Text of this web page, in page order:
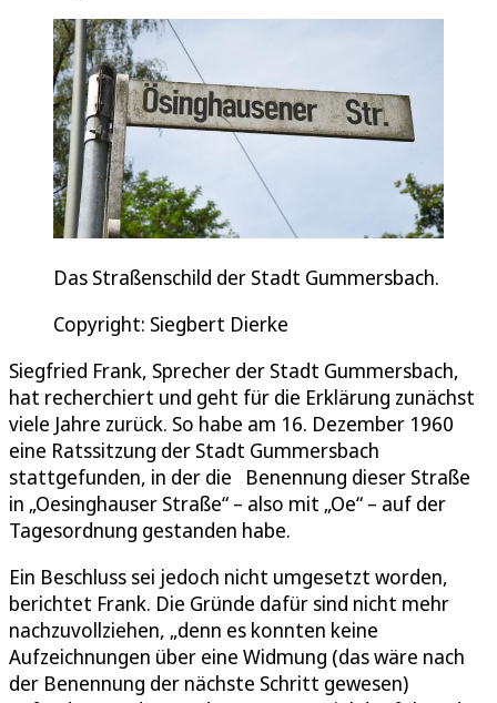
Das Straßenschild der Stadt Gummersbach.
Copyright: Siegbert Dierke
Siegfried Frank, Sprecher der Stadt Gummersbach,
hat recherchiert und geht für die Erklärung zunächst
viele Jahre zurück. So habe am 16. Dezember 1960
eine Ratssitzung der Stadt Gummersbach
stattgefunden, in der die Benennung dieser Straße
in „Oesinghauser Straße“ – also mit „Oe“ – auf der
Tagesordnung gestanden habe.
Ein Beschluss sei jedoch nicht umgesetzt worden,
berichtet Frank. Die Gründe dafür sind nicht mehr
nachzuvollziehen, „denn es konnten keine
Aufzeichnungen über eine Widmung (das wäre nach
der Benennung der nächste Schritt gewesen)